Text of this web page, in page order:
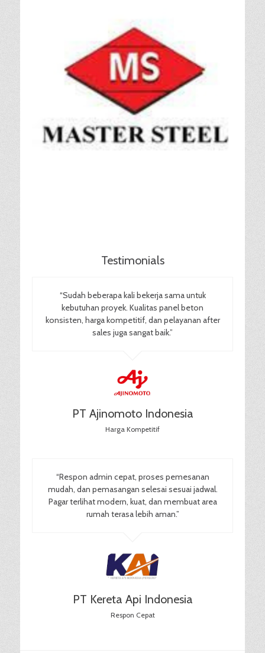
Testimonials
“Sudah beberapa kali bekerja sama untuk
kebutuhan proyek. Kualitas panel beton
konsisten, harga kompetitif, dan pelayanan after
sales juga sangat baik.”
PT Ajinomoto Indonesia
Harga Kompetitif
“Respon admin cepat, proses pemesanan
mudah, dan pemasangan selesai sesuai jadwal.
Pagar terlihat modern, kuat, dan membuat area
rumah terasa lebih aman.”
PT Kereta Api Indonesia
Respon Cepat